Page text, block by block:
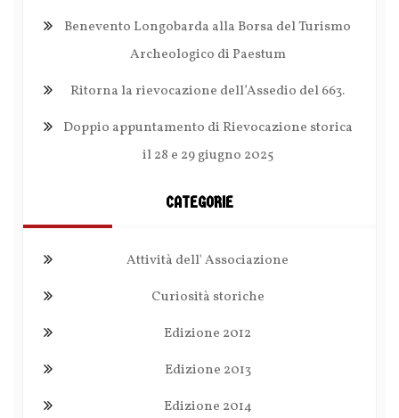
Benevento Longobarda alla Borsa del Turismo
Archeologico di Paestum
Ritorna la rievocazione dell’Assedio del 663.
Doppio appuntamento di Rievocazione storica
il 28 e 29 giugno 2025
CATEGORIE
Attività dell' Associazione
Curiosità storiche
Edizione 2012
Edizione 2013
Edizione 2014